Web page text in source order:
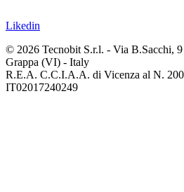
Likedin
© 2026 Tecnobit S.r.l. - Via B.Sacchi, 9
Grappa (VI) - Italy
R.E.A. C.C.I.A.A. di Vicenza al N.
IT02017240249